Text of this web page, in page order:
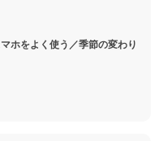
ホをよく使う／季節の変わり